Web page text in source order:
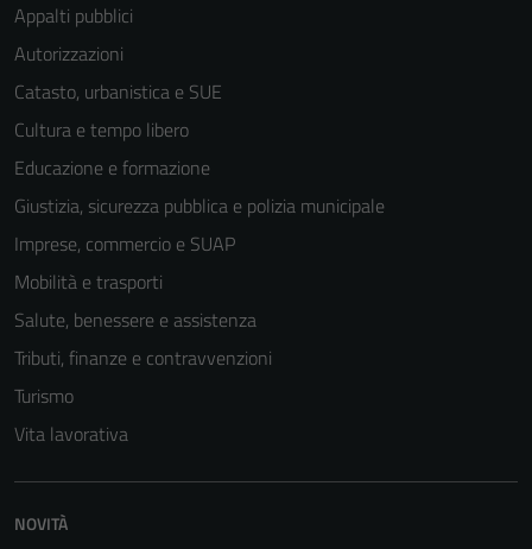
Appalti pubblici
Autorizzazioni
Catasto, urbanistica e SUE
Cultura e tempo libero
Educazione e formazione
Giustizia, sicurezza pubblica e polizia municipale
Imprese, commercio e SUAP
Mobilità e trasporti
Salute, benessere e assistenza
Tributi, finanze e contravvenzioni
Turismo
Vita lavorativa
NOVITÀ